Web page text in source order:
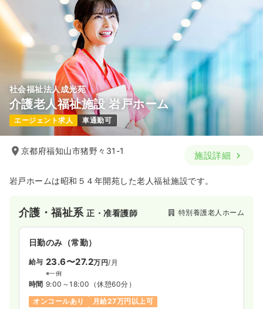
社会福祉法人成光苑
介護老人福祉施設 岩戸ホーム
エージェント求人 車通勤可
京都府福知山市猪野々31-1 施設詳細
岩戸ホームは昭和５４年開苑した老人福祉施設です。
介護・福祉系正・准看護師 特別養護老人ホーム
日勤のみ（常勤）
給与 23.6〜27.2万円/月
※一例
時間 9:00～18:00 （休憩60分）
オンコールあり
月給27万円以上可